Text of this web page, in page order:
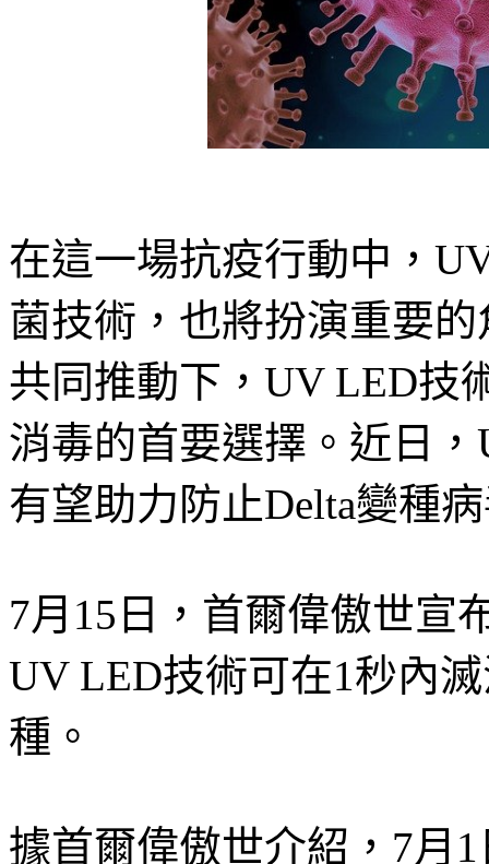
在這一場抗疫行動中，
菌技術，也將扮演重要
共同推動下，UV LED技
消毒的首要選擇。近日
有望助力防止Delta變種
7月15日，首爾偉傲世宣
UV LED技術可在1秒內
種。
據首爾偉傲世介紹，7月